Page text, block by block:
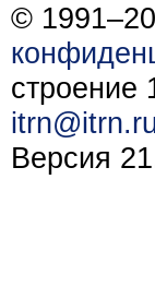
©
строение
Версия